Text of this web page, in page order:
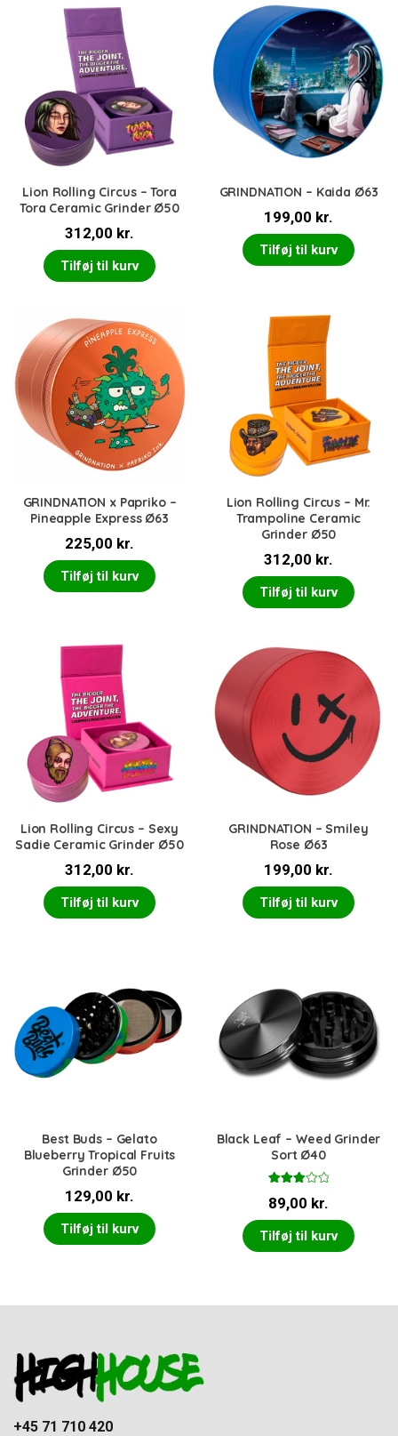
Lion Rolling Circus – Tora
Tora Ceramic Grinder Ø50
312,00 kr.
Tilføj til kurv
GRINDNATION – Kaida Ø63
199,00 kr.
Tilføj til kurv
GRINDNATION x Papriko –
Pineapple Express Ø63
225,00 kr.
Tilføj til kurv
Lion Rolling Circus – Mr.
Trampoline Ceramic
Grinder Ø50
312,00 kr.
Tilføj til kurv
Lion Rolling Circus – Sexy
Sadie Ceramic Grinder Ø50
312,00 kr.
Tilføj til kurv
GRINDNATION – Smiley
Rose Ø63
199,00 kr.
Tilføj til kurv
Best Buds – Gelato
Blueberry Tropical Fruits
Grinder Ø50
129,00 kr.
Tilføj til kurv
Black Leaf – Weed Grinder
Sort Ø40
et3.00
ud af 5
89,00 kr.
Tilføj til kurv
+45 71 710 420